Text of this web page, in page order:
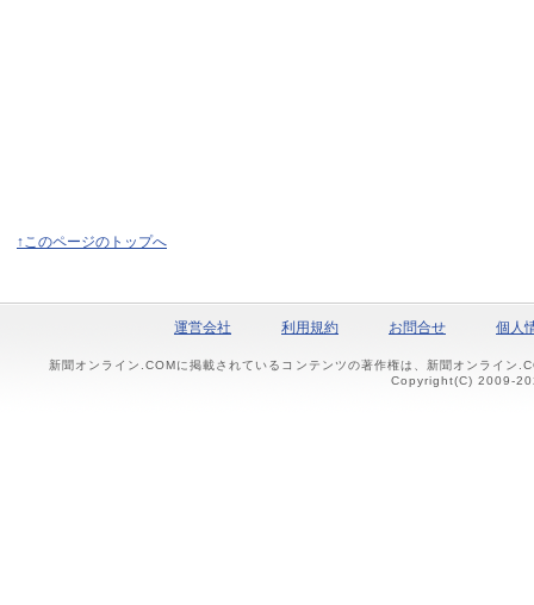
↑このページのトップへ
運営会社 利用規約 お問合せ 個人
新聞オンライン.COMに掲載されているコンテンツの著作権は、新聞オンライン
Copyright(C) 2009-